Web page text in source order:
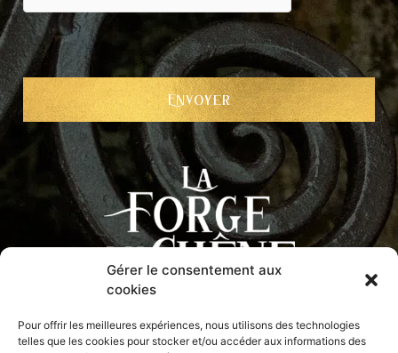
Gérer le consentement aux
cookies
Pour offrir les meilleures expériences, nous utilisons des technologies
telles que les cookies pour stocker et/ou accéder aux informations des
Kerflaconnier 29690 Brennilis